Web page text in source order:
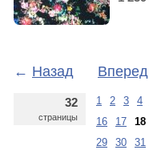
← Назад Вперед
32
страницы
1 2 3 4
16
17 18
29
30 31